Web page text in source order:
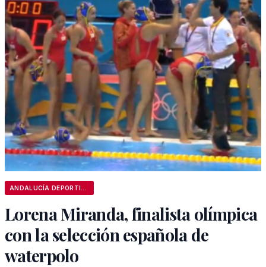
Lorena Miranda, finalista olímpica
con la selección española de
waterpolo